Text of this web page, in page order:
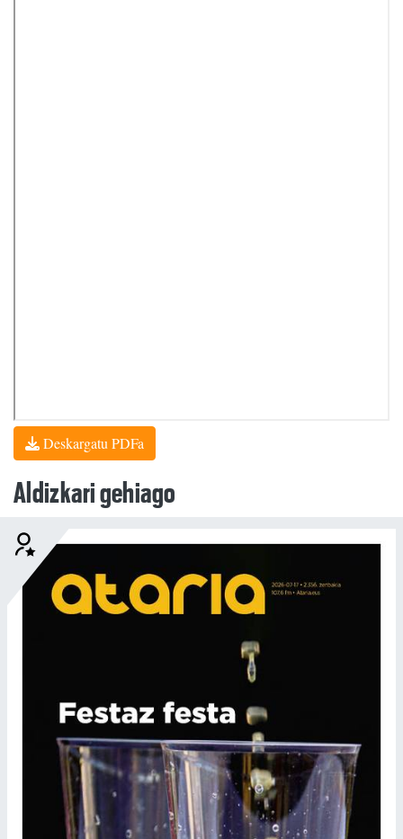
Deskargatu PDFa
Aldizkari gehiago